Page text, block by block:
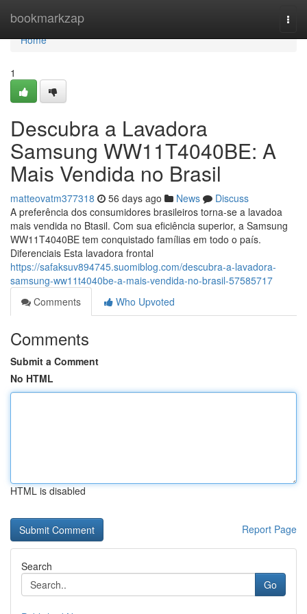
bookmarkzap
Home
Home
1
Descubra a Lavadora
Samsung WW11T4040BE: A
Mais Vendida no Brasil
matteovatm377318 56 days ago News
Discuss
A preferência dos consumidores brasileiros torna-se a lavadoa
mais vendida no Btasil. Com sua eficiência superior, a Samsung
WW11T4040BE tem conquistado famílias em todo o país.
Diferenciais Esta lavadora frontal
https://safaksuv894745.suomiblog.com/descubra-a-lavadora-
samsung-ww11t4040be-a-mais-vendida-no-brasil-57585717
Comments
Who Upvoted
Comments
Submit a Comment
No HTML
HTML is disabled
Report Page
Search
Go